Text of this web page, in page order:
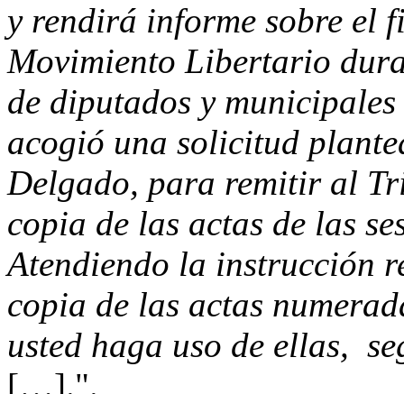
y rendirá informe sobre el
Movimiento Libertario
de diputados y
acogió una solicitud
Delgado, para remitir al
copia de las actas de las
Atendiendo la instrucción
copia de las actas
usted haga uso de ellas,
[…].".